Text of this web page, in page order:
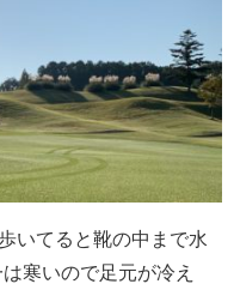
いてると靴の中まで水
寒いので足元が冷え